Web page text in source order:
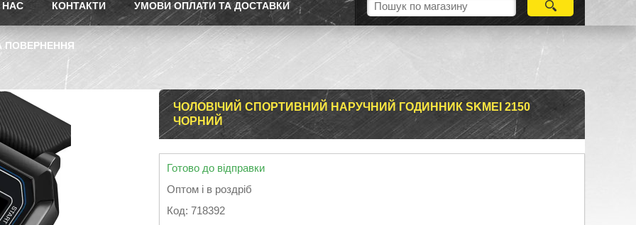
НАС КОНТАКТИ УМОВИ ОПЛАТИ ТА ДОСТАВКИ
ПОВЕРНЕННЯ
ЧОЛОВІЧИЙ СПОРТИВНИЙ НАРУЧНИЙ ГОДИННИК SKMEI 2150
ЧОРНИЙ
Готово до відправки
Оптом і в роздріб
Код: 718392